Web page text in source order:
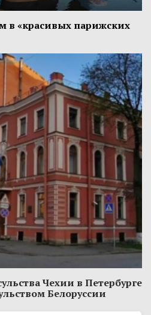
в «красивых парижских
Чехии в Петербурге
Белоруссии